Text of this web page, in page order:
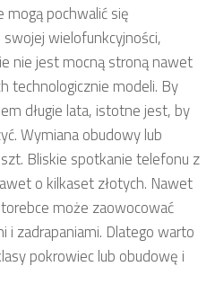
pochwalić się
wielofunkcyjności,
nie jest mocną stroną nawet
technologicznie modeli. By
długie lata, istotne jest, by
Wymiana obudowy lub
Bliskie spotkanie telefonu z
o kilkaset złotych. Nawet
może zaowocować
zadrapaniami. Dlatego warto
pokrowiec lub obudowę i